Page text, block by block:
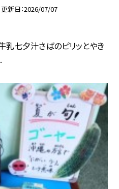
更新日 2026/07/07
七夕汁さばのピリッとやき